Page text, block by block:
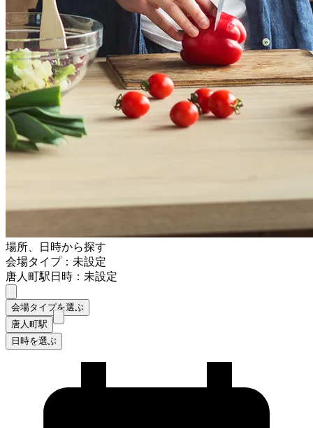
場所、日時から探す
会場タイプ：未設定
唐人町駅日時：未設定
会場タイプを選ぶ
唐人町駅
日時を選ぶ